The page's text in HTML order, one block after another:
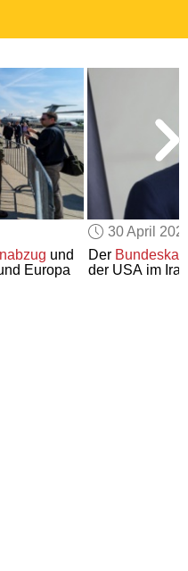
LICENSES
LANGUAGES
COLORS
und
Europa
30 April
Der
der USA im